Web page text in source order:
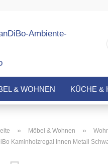
& WOHNEN KÜCHE &
» Möbel & Wohnen »
Kaminholzregal Innen Metall